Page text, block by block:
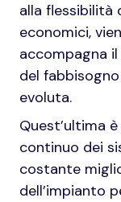
alla flessibilità
economici,
accompagna
del
evoluta.
Quest’ultima
continuo dei
costante
dell’impianto